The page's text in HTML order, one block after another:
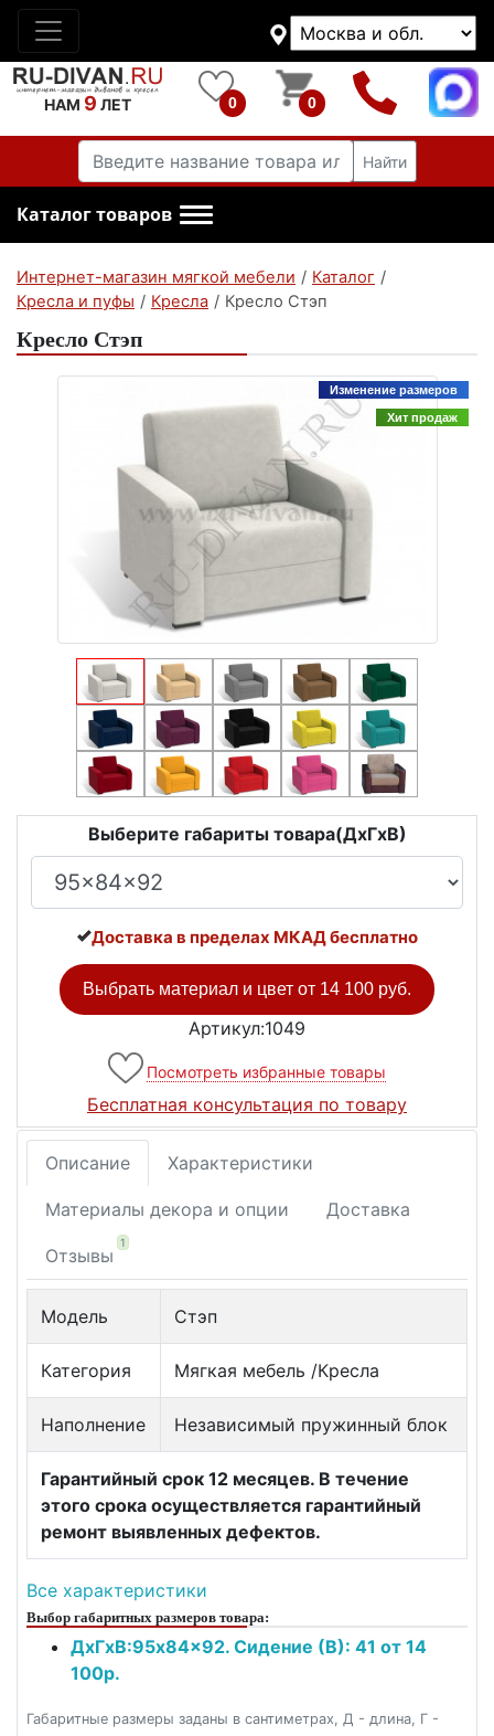
НАМ 9 ЛЕТ 0 0
Найти
Каталог товаров
Интернет-магазин мягкой мебели / Каталог /
Кресла и пуфы / Кресла / Кресло Стэп
Кресло Стэп
Изменение размеров
Хит продаж
Выберите габариты товара(ДxГxВ)
Доставка в пределах МКАД бесплатно
Выбрать материал и цвет от 14 100 руб.
Артикул:1049
Посмотреть избранные товары
Бесплатная консультация по товару
Описание Характеристики
Материалы декора и опции Доставка
Отзывы
1
Модель Стэп
Категория Мягкая мебель /Кресла
Наполнение Независимый пружинный блок
Гарантийный срок 12 месяцев. В течение
этого срока осуществляется гарантийный
ремонт выявленных дефектов.
Все характеристики
Выбор габаритных размеров товара:
ДxГxВ:95x84x92. Сидение (В): 41 от 14
100р.
Габаритные размеры заданы в сантиметрах, Д - длина, Г -